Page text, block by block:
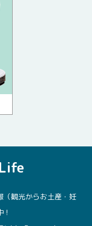
（観光からお土産・妊